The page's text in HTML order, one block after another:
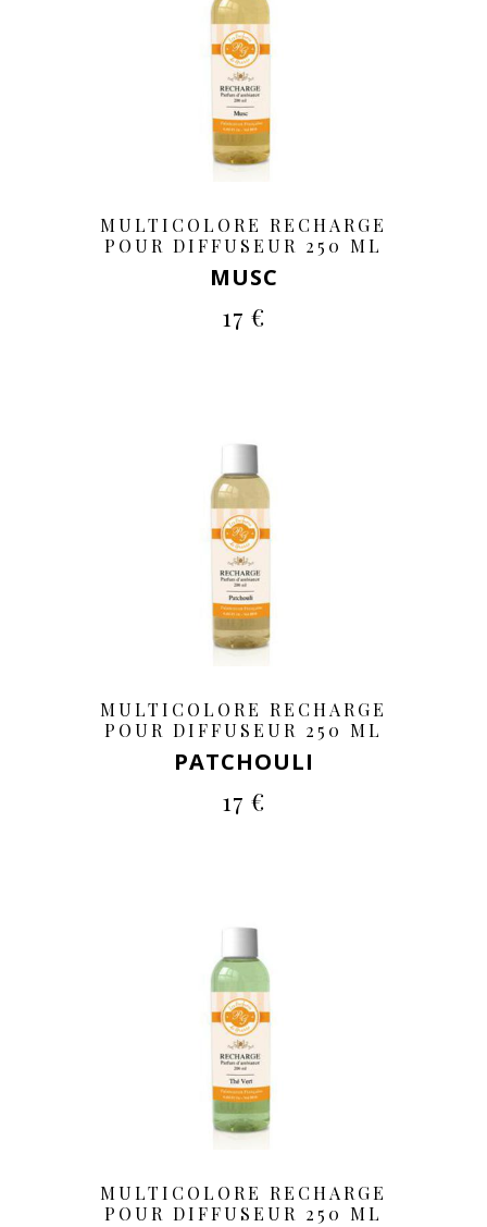
MULTICOLORE RECHARGE
POUR DIFFUSEUR 250 ML
MUSC
17 €
MULTICOLORE RECHARGE
POUR DIFFUSEUR 250 ML
PATCHOULI
17 €
MULTICOLORE RECHARGE
POUR DIFFUSEUR 250 ML